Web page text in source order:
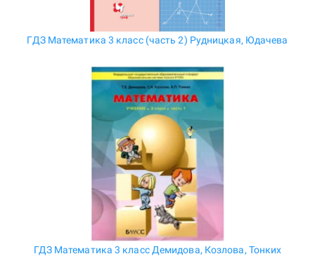
ГДЗ Математика 3 класс (часть 2) Рудницкая, Юдачева
ГДЗ Математика 3 класс Демидова, Козлова, Тонких